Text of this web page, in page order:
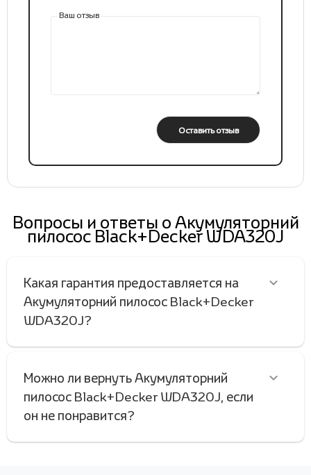
Ваш отзыв
Оставить отзыв
Вопросы и ответы о Акумуляторний
пилосос Black+Decker WDA320J
Какая гарантия предоставляется на
Акумуляторний пилосос Black+Decker
WDA320J?
Можно ли вернуть Акумуляторний
пилосос Black+Decker WDA320J, если
он не понравится?